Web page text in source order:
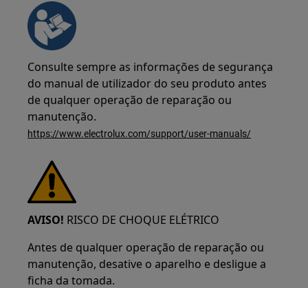
Consulte sempre as informações de segurança
do manual de utilizador do seu produto antes
de qualquer operação de reparação ou
manutenção.
https://www.electrolux.com/support/user-manuals/
AVISO! RISCO DE CHOQUE ELÉTRICO
Antes de qualquer operação de reparação ou
manutenção, desative o aparelho e desligue a
ficha da tomada.